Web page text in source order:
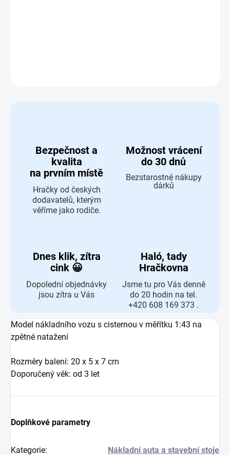
Bezpečnost a
kvalita
na prvním místě
Hračky od českých
dodavatelů, kterým
věříme jako rodiče.
Možnost vrácení
do 30 dnů
Bezstarostné nákupy
dárků
Dnes klik, zítra
cink 😀
Dopolední objednávky
jsou zítra u Vás
Haló, tady
Hračkovna
Jsme tu pro Vás denně
do 20 hodin na tel.
+420 608 169 373 .
Model nákladního vozu s cisternou v měřítku 1:43 na
zpětné natažení
Rozměry balení: 20 x 5 x 7 cm
Doporučený věk: od 3 let
Doplňkové parametry
Kategorie: Nákladní auta a stavební stoje